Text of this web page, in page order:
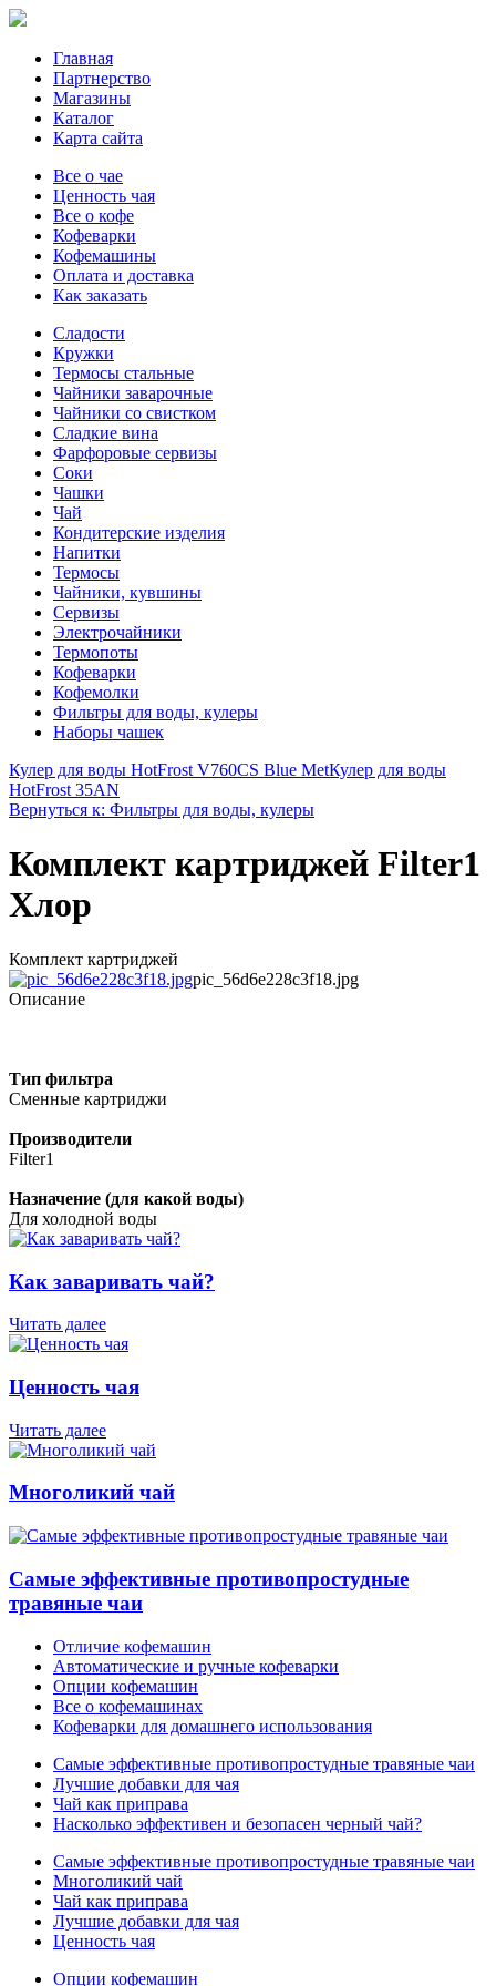
Главная
Партнерство
Магазины
Каталог
Карта сайта
Все о чае
Ценность чая
Все о кофе
Кофеварки
Кофемашины
Оплата и доставка
Как заказать
Сладости
Кружки
Термосы стальные
Чайники заварочные
Чайники со свистком
Сладкие вина
Фарфоровые сервизы
Соки
Чашки
Чай
Кондитерские изделия
Напитки
Термосы
Чайники, кувшины
Сервизы
Электрочайники
Термопоты
Кофеварки
Кофемолки
Фильтры для воды, кулеры
Наборы чашек
Кулер для воды HotFrost V760CS Blue MetКулер для воды
HotFrost 35AN
Вернуться к: Фильтры для воды, кулеры
Комплект картриджей Filter1
Хлор
Комплект картриджей
pic_56d6e228c3f18.jpg
Описание
Тип фильтра
Сменные картриджи
Производители
Filter1
Назначение (для какой воды)
Для холодной воды
Как заваривать чай?
Читать далее
Ценность чая
Читать далее
Многоликий чай
Самые эффективные противопростудные
травяные чаи
Отличие кофемашин
Автоматические и ручные кофеварки
Опции кофемашин
Все о кофемашинах
Кофеварки для домашнего использования
Самые эффективные противопростудные травяные чаи
Лучшие добавки для чая
Чай как приправа
Насколько эффективен и безопасен черный чай?
Самые эффективные противопростудные травяные чаи
Многоликий чай
Чай как приправа
Лучшие добавки для чая
Ценность чая
Опции кофемашин